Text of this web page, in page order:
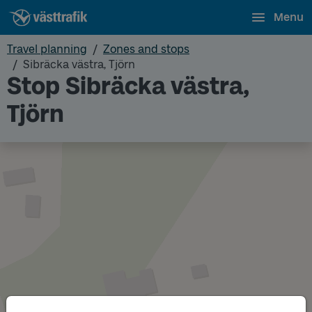
Menu
Travel planning
Zones and stops
Sibräcka västra, Tjörn
Stop Sibräcka västra,
Tjörn